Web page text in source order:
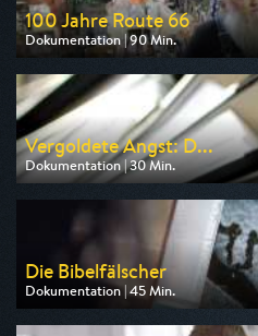
100 Jahre Route 66
Dokumentation | 90 Min.
Ausgestrahlt von arte
am 13.08.2026, 20:15
Vergoldete Angst: D...
Dokumentation | 30 Min.
Ausgestrahlt von ZDF
am 12.08.2026, 22:45
Die Bibelfälscher
Dokumentation | 45 Min.
Ausgestrahlt von arte
am 11.08.2026, 20:15